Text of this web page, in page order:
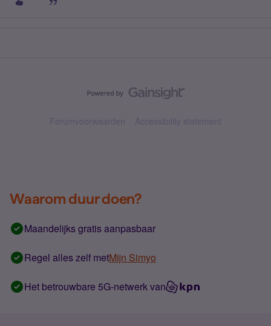
Forumvoorwaarden Accessibility statement
Waarom duur doen?
Maandelijks gratis aanpasbaar
Regel alles zelf metMijn Simyo
Het betrouwbare 5G-netwerk van